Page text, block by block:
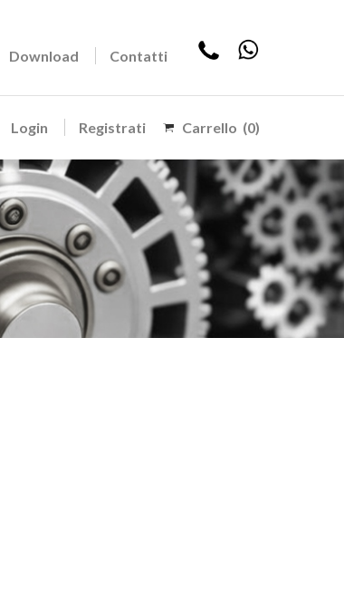
Download Contatti
Login Registrati Carrello (0)